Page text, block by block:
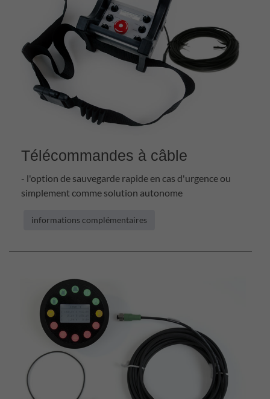
Télécommandes à câble
- l'option de sauvegarde rapide en cas d'urgence ou
simplement comme solution autonome
informations complémentaires